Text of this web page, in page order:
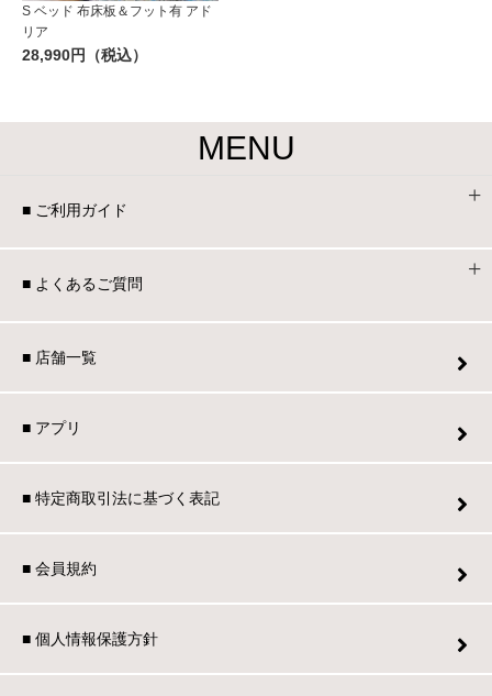
S ベッド 布床板＆フット有 アド
リア
28,990円（税込）
MENU
■ ご利用ガイド
■ よくあるご質問
■ 店舗一覧
■ アプリ
■ 特定商取引法に基づく表記
■ 会員規約
■ 個人情報保護方針